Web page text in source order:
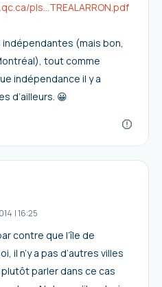
pls...TREALARRON.pdf
(mais bon,
tout comme
indépendance il y a
d’ailleurs. 😀
|16:25
contre que l’île de
il n’y a pas d’autres villes
plutôt parler dans ce cas